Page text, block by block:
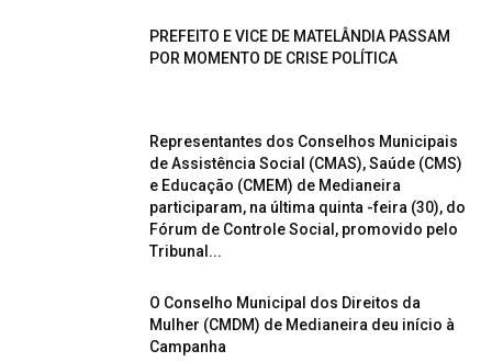
PREFEITO E VICE DE MATELÂNDIA PASSAM
POR MOMENTO DE CRISE POLÍTICA
Representantes dos Conselhos Municipais
de Assistência Social (CMAS), Saúde (CMS)
e Educação (CMEM) de Medianeira
participaram, na última quinta -feira (30), do
Fórum de Controle Social, promovido pelo
Tribunal...
O Conselho Municipal dos Direitos da
Mulher (CMDM) de Medianeira deu início à
Campanha